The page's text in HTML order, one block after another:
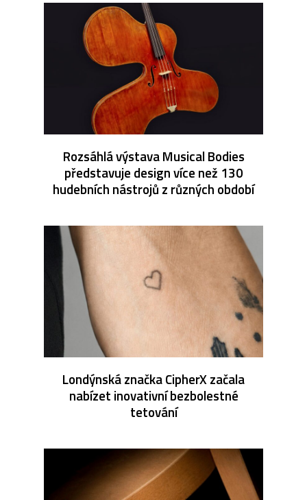
Rozsáhlá výstava Musical Bodies
představuje design více než 130
hudebních nástrojů z různých období
Londýnská značka CipherX začala
nabízet inovativní bezbolestné
tetování